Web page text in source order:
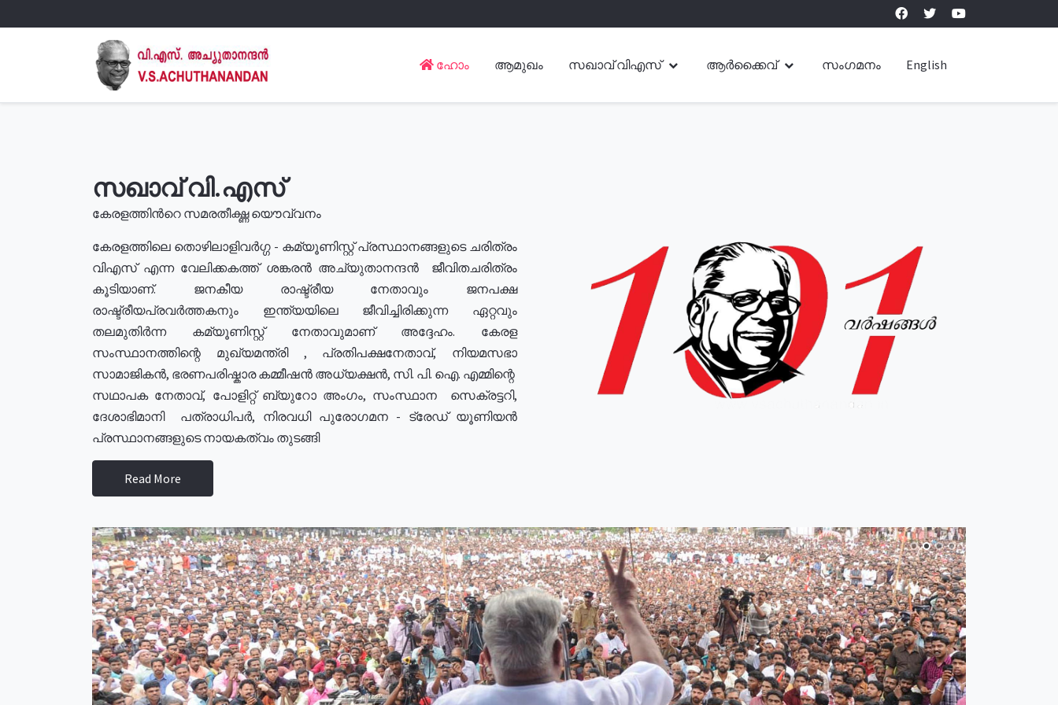
ഹോം ആമുഖം സഖാവ് വിഎസ് ആർക്കൈവ് സംഗമനം English
സഖാവ് വി.എസ്
കേരളത്തിൻറെ സമരതീക്ഷ്ണ യൌവ്വനം
കേരളത്തിലെ തൊഴിലാളിവർഗ്ഗ - കമ്യൂണിസ്റ്റ് പ്രസ്ഥാനങ്ങളുടെ ചരിത്രം
വിഎസ് എന്ന വേലിക്കകത്ത് ശങ്കരൻ അച്യുതാനന്ദൻ ജീവിതചരിത്രം
കൂടിയാണ്. ജനകീയ രാഷ്ട്രീയ നേതാവും ജനപക്ഷ
രാഷ്ട്രീയപ്രവർത്തകനും ഇന്ത്യയിലെ ജീവിച്ചിരിക്കുന്ന ഏറ്റവും
തലമുതിർന്ന കമ്യൂണിസ്റ്റ് നേതാവുമാണ് അദ്ദേഹം. കേരള
സംസ്ഥാനത്തിന്റെ മുഖ്യമന്ത്രി , പ്രതിപക്ഷനേതാവ്, നിയമസഭാ
സാമാജികൻ, ഭരണപരിഷ്കാര കമ്മീഷൻ അധ്യക്ഷൻ, സി. പി. ഐ. എമ്മിന്റെ
സഥാപക നേതാവ്, പോളിറ്റ് ബ്യുറോ അംഗം, സംസ്ഥാന സെക്രട്ടറി,
ദേശാഭിമാനി പത്രാധിപർ, നിരവധി പുരോഗമന - ട്രേഡ് യൂണിയൻ
പ്രസ്ഥാനങ്ങളുടെ നായകത്വം തുടങ്ങി
Read More